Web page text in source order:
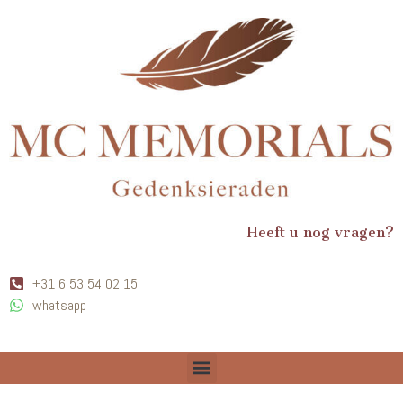
Heeft u nog vragen?
+31 6 53 54 02 15
whatsapp